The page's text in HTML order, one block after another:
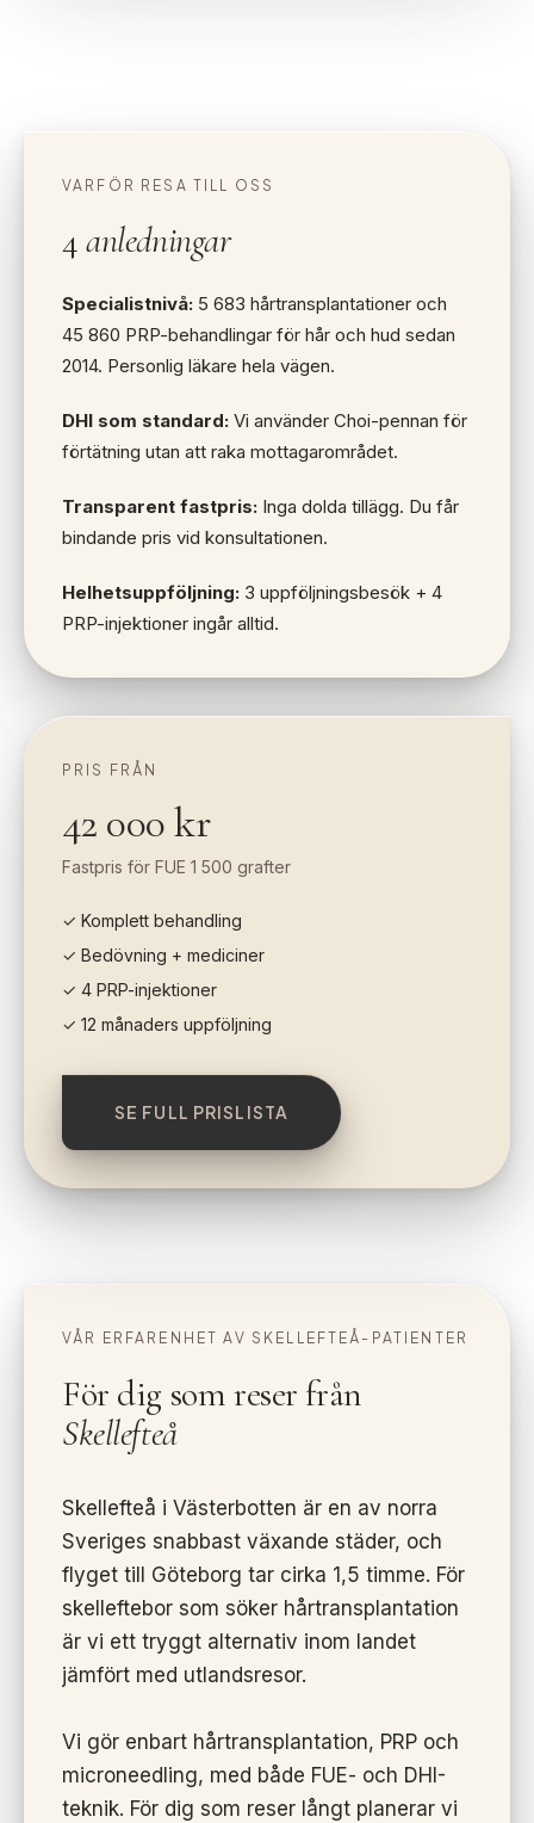
VARFÖR RESA TILL OSS
4anledningar
Specialistnivå: 5 683 hårtransplantationer och
45 860 PRP-behandlingar för hår och hud sedan
2014. Personlig läkare hela vägen.
DHI som standard: Vi använder Choi-pennan för
förtätning utan att raka mottagarområdet.
Transparent fastpris: Inga dolda tillägg. Du får
bindande pris vid konsultationen.
Helhetsuppföljning: 3 uppföljningsbesök + 4
PRP-injektioner ingår alltid.
PRIS FRÅN
42 000 kr
Fastpris för FUE 1 500 grafter
✓ Komplett behandling
✓ Bedövning + mediciner
✓ 4 PRP-injektioner
✓ 12 månaders uppföljning
SE FULL PRISLISTA
VÅR ERFARENHET AV SKELLEFTEÅ-PATIENTER
För dig som reser från
Skellefteå
Skellefteå i Västerbotten är en av norra
Sveriges snabbast växande städer, och
flyget till Göteborg tar cirka 1,5 timme. För
skelleftebor som söker hårtransplantation
är vi ett tryggt alternativ inom landet
jämfört med utlandsresor.
Vi gör enbart hårtransplantation, PRP och
microneedling, med både FUE- och DHI-
teknik. För dig som reser långt planerar vi